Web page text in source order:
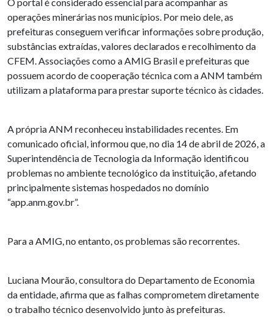
operações minerárias nos municípios. Por meio dele, as
prefeituras conseguem verificar informações sobre produção,
substâncias extraídas, valores declarados e recolhimento da
CFEM. Associações como a AMIG Brasil e prefeituras que
possuem acordo de cooperação técnica com a ANM também
utilizam a plataforma para prestar suporte técnico às cidades.
A própria ANM reconheceu instabilidades recentes. Em
comunicado oficial, informou que, no dia 14 de abril de 2026, a
Superintendência de Tecnologia da Informação identificou
problemas no ambiente tecnológico da instituição, afetando
principalmente sistemas hospedados no domínio
“app.anm.gov.br”.
Para a AMIG, no entanto, os problemas são recorrentes.
Luciana Mourão, consultora do Departamento de Economia
da entidade, afirma que as falhas comprometem diretamente
o trabalho técnico desenvolvido junto às prefeituras.